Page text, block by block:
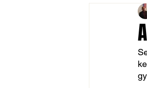
Csepel SC II